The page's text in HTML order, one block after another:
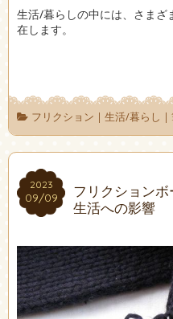
生活/暮らしの中には、さまざ
在します。
フリクション | 生活/暮らし |
2023
09/09
2023
09/09
フリクション
生活への影響